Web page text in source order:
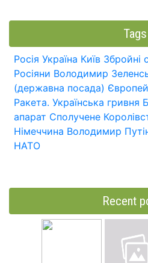
Tags
Росія Україна Київ Збройні
Росіяни Володимир
(державна посада)
Ракета. Українська гривня
апарат Сполучене
Німеччина Володимир
НАТО
Recent